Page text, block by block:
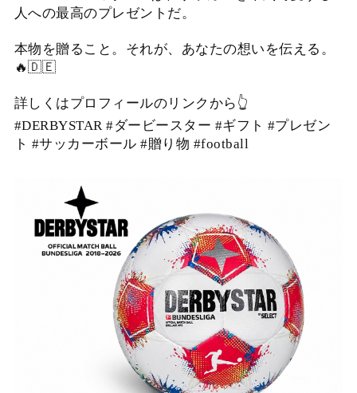
人への最高のプレゼントだ。
本物を贈ること。それが、あなたの想いを伝える。
🔥🇩🇪
詳しくはプロフィールのリンクから👆
#DERBYSTAR #ダービースター #ギフト #プレゼン
ト #サッカーボール #贈り物 #football